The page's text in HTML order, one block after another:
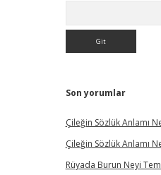
Son yorumlar
Çileğin Sözlük Anlamı
Çileğin Sözlük Anlamı
Rüyada Burun Neyi